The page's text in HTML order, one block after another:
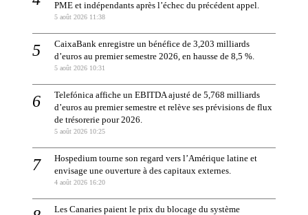
PME et indépendants après l’échec du précédent appel.
5 août 2026 11:38
CaixaBank enregistre un bénéfice de 3,203 milliards
d’euros au premier semestre 2026, en hausse de 8,5 %.
5 août 2026 10:31
Telefónica affiche un EBITDA ajusté de 5,768 milliards
d’euros au premier semestre et relève ses prévisions de flux
de trésorerie pour 2026.
5 août 2026 10:25
Hospedium tourne son regard vers l’Amérique latine et
envisage une ouverture à des capitaux externes.
4 août 2026 16:20
Les Canaries paient le prix du blocage du système